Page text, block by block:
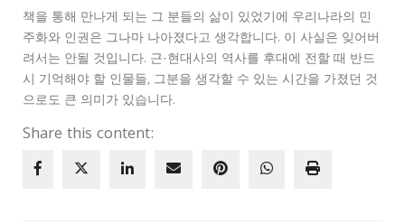
책을 통해 만나게 되는 그 분들의 삶이 있었기에 우리나라의 민
주화와 인권은 그나마 나아졌다고 생각합니다. 이 사실은 잊어버
려서는 안될 것입니다. 근·현대사의 역사를 후대에 전할 때 반드
시 기억해야 할 인물들, 그분을 생각할 수 있는 시간을 가졌던 것
으로도 큰 의미가 있습니다.
Share this content: